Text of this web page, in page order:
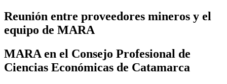
Reunión entre proveedores mineros y el
equipo de MARA
MARA en el Consejo Profesional de
Ciencias Económicas de Catamarca